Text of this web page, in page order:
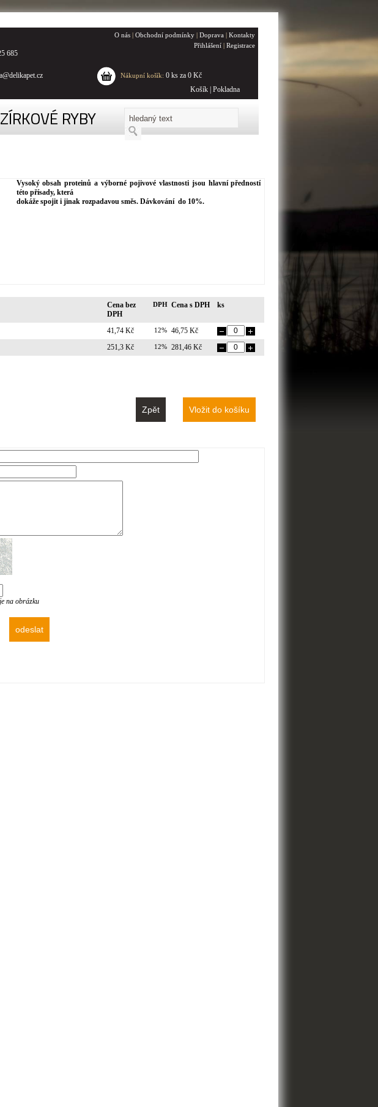
685
O nás | Obchodní podmínky | Doprava | Kontakty
Přihlášení | Registrace
Nákupní košík: 0 ks za 0 Kč
Košík
Pokladna
RYBY
Vysoký obsah proteinů a výborné pojivové vlastnosti jsou hlavní předností
této přísady, která
dokáže spojit i jinak rozpadavou směs. Dávkování do 10%.
Cena bez
DPH
DPH Cena s DPH ks
41,74 Kč 12%
46,75 Kč
251,3 Kč 12% 281,46 Kč
na obrázku